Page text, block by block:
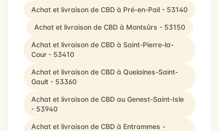
Achat et livraison de CBD à Pré-en-Pail - 53140
Achat et livraison de CBD à Montsûrs - 53150
Achat et livraison de CBD à Saint-Pierre-la-
Cour - 53410
Achat et livraison de CBD à Quelaines-Saint-
Gault - 53360
Achat et livraison de CBD au Genest-Saint-Isle
- 53940
Achat et livraison de CBD à Entrammes -